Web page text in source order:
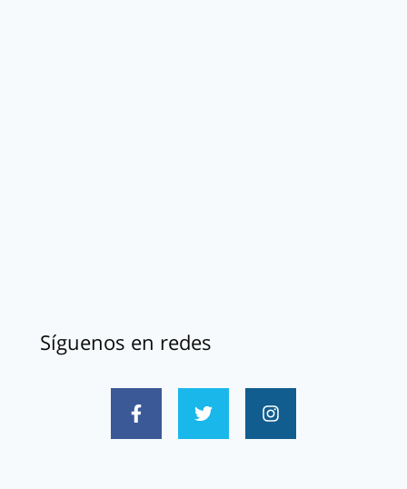
Síguenos en redes